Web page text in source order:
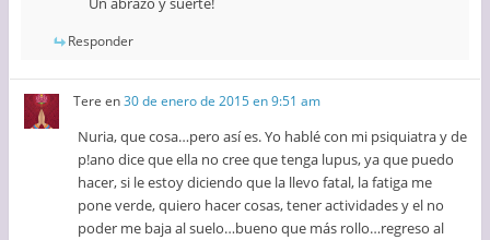
Responder
Tere en30 de enero de 2015 en 9:51 am
Nuria, que cosa…pero así es. Yo hablé con mi psiquiatra y de
p!ano dice que ella no cree que tenga lupus, ya que puedo
hacer, si le estoy diciendo que la llevo fatal, la fatiga me
pone verde, quiero hacer cosas, tener actividades y el no
poder me baja al suelo…bueno que más rollo…regreso al